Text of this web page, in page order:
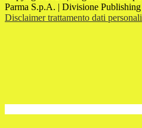
Parma S.p.A. | Divisione
Disclaimer trattamento dati personali